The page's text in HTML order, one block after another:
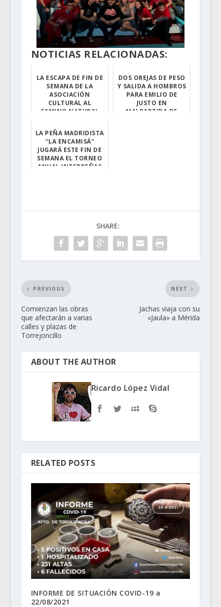
NOTICIAS RELACIONADAS:
LA ESCAPA DE FIN DE
SEMANA DE LA
ASOCIACIÓN
CULTURAL AL
CAMINO NATURAL
A UNA RUTA...
La misma se cel...
DOS OREJAS DE PESO
Y SALIDA A HOMBROS
PARA EMILIO DE
JUSTO EN
MALPARTIDA DE
LA PEÑA MADRIDISTA
"LA ENCAMISÁ"
JUGARÁ ESTE FIN DE
SEMANA EL TORNEO
ANUAL INTERPEÑAS
SHARE:
PREVIOUS
Comienzan las obras
que afectarán a varias
calles y plazas de
Torrejoncillo
NEXT
Jachas viaja con su
«Jaula» a Mérida
ABOUT THE AUTHOR
Ricardo López Vidal
RELATED POSTS
INFORME DE SITUACIÓN COVID-19 a
22/08/2021